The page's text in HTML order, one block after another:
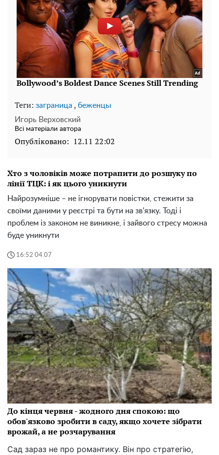
Теги: заграница , беженцы
Игорь Верховский
Всі матеріали автора
Опубліковано: 12.11 22:02
Хто з чоловіків може потрапити до розшуку по
лінії ТЦК: і як цього уникнути
Найрозумніше – не ігнорувати повістки, стежити за
своїми даними у реєстрі та бути на зв'язку. Тоді і
проблем із законом не виникне, і зайвого стресу можна
буде уникнути
16:52 04.07
До кінця червня - жодного дня спокою: що
обов'язково зробити в саду, якщо хочете зібрати
врожай, а не розчарування
Сад зараз не про романтику. Він про стратегію,